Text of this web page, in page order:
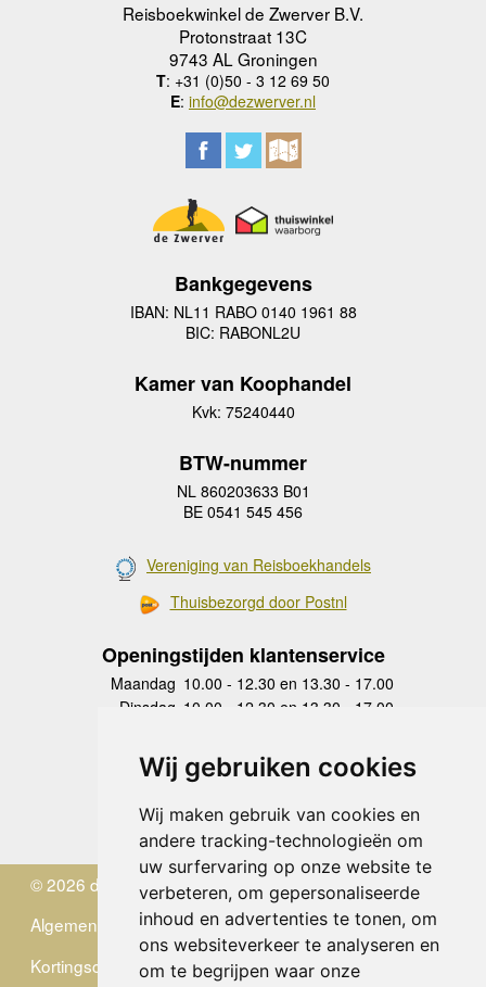
Wij gebruiken cookies
Wij maken gebruik van cookies en
andere tracking-technologieën om
uw surfervaring op onze website te
verbeteren, om gepersonaliseerde
inhoud en advertenties te tonen, om
ons websiteverkeer te analyseren en
om te begrijpen waar onze
Reisboekwinkel de Zwerver B.V.
Protonstraat 13C
9743 AL Groningen
T: +31 (0)50 - 3 12 69 50
E: info@dezwerver.nl
Bankgegevens
IBAN: NL11 RABO 0140 1961 88
BIC: RABONL2U
Kamer van Koophandel
Kvk: 75240440
BTW-nummer
NL 860203633 B01
BE 0541 545 456
Vereniging van Reisboekhandels
Thuisbezorgd door Postnl
Openingstijden klantenservice
Maandag 10.00 - 12.30 en 13.30 - 17.00
Dinsdag 10.00 - 12.30 en 13.30 - 17.00
Donderdag
10.00 - 12.30 en 13.30 - 17.00
Vrijdag 10.00 - 12.30 en 13.30 - 17.00
Zaterdag
gesloten
Zondag gesloten
© 2026 de Zwerver
Algemene Voorwaarden
Kortingscode